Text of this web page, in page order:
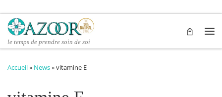
Passer au contenu
le temps de prendre soin de soi
Accueil» News»vitamine E